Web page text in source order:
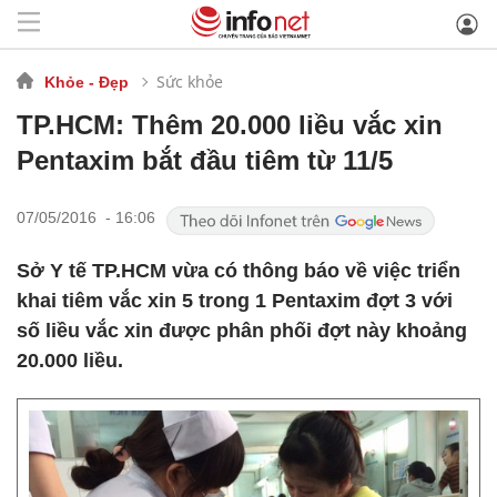
Khỏe - Đẹp Sức khỏe
TP.HCM: Thêm 20.000 liều vắc xin
Pentaxim bắt đầu tiêm từ 11/5
07/05/2016 - 16:06
Sở Y tế TP.HCM vừa có thông báo về việc triển
khai tiêm vắc xin 5 trong 1 Pentaxim đợt 3 với
số liều vắc xin được phân phối đợt này khoảng
20.000 liều.